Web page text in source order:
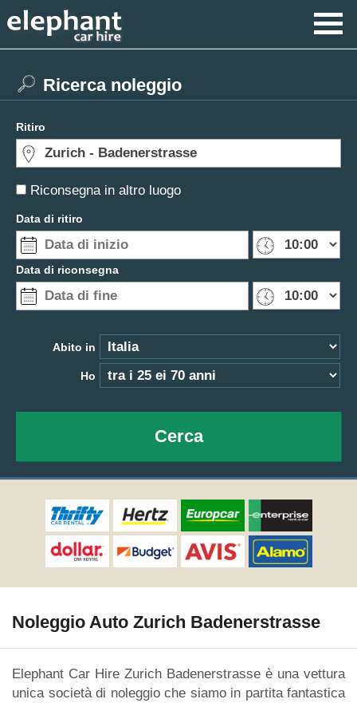
Riconsegna in altro luogo
Ricerca noleggio
Ritiro
Data di ritiro
Data di riconsegna
Abito in
Ho
Cerca
Noleggio Auto Zurich Badenerstrasse
Elephant Car Hire Zurich Badenerstrasse è una vettura
unica società di noleggio che siamo in partita fantastica